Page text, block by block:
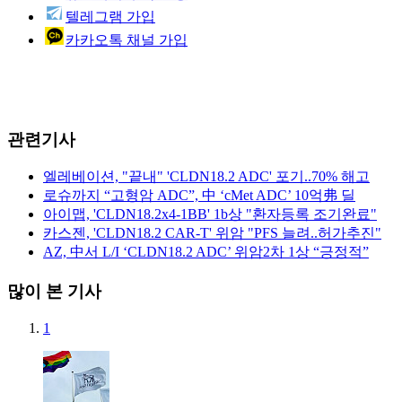
텔레그램 가입
카카오톡 채널 가입
관련기사
엘레베이션, "끝내" 'CLDN18.2 ADC' 포기..70% 해고
로슈까지 “고형암 ADC”, 中 ‘cMet ADC’ 10억弗 딜
아이맵, 'CLDN18.2x4-1BB' 1b상 "환자등록 조기완료"
카스젠, 'CLDN18.2 CAR-T' 위암 "PFS 늘려..허가추진"
AZ, 中서 L/I ‘CLDN18.2 ADC’ 위암2차 1상 “긍정적”
많이 본 기사
1